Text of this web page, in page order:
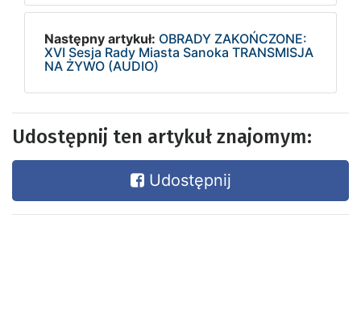
Następny artykuł: OBRADY ZAKOŃCZONE:
XVI Sesja Rady Miasta Sanoka TRANSMISJA
NA ŻYWO (AUDIO)
Udostępnij ten artykuł znajomym:
Udostępnij